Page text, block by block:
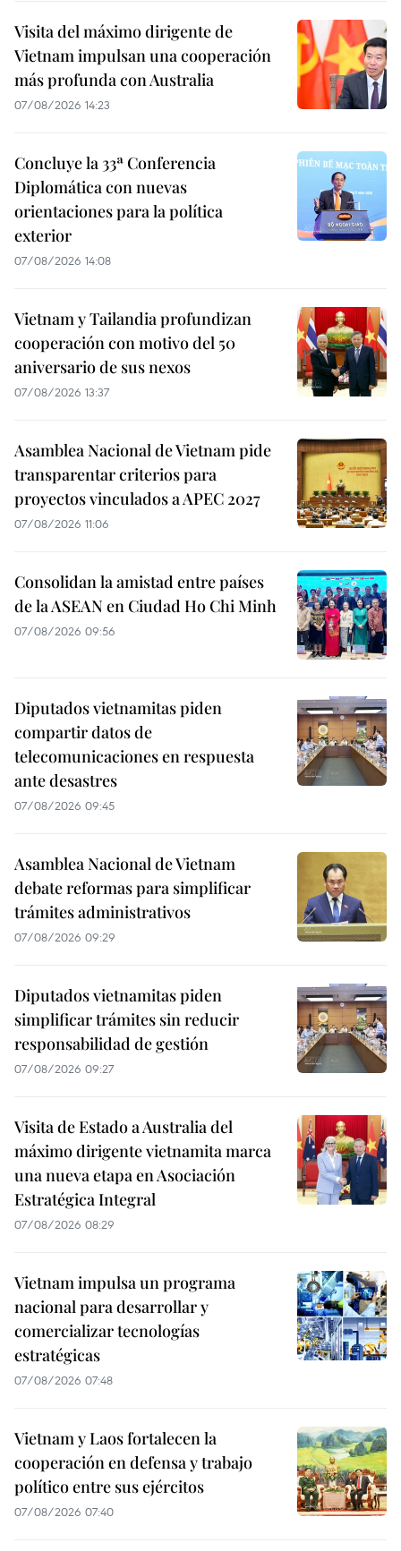
Visita del máximo dirigente de
Vietnam impulsan una cooperación
más profunda con Australia
07/08/2026 14:23
Concluye la 33ª Conferencia
Diplomática con nuevas
orientaciones para la política
exterior
07/08/2026 14:08
Vietnam y Tailandia profundizan
cooperación con motivo del 50
aniversario de sus nexos
07/08/2026 13:37
Asamblea Nacional de Vietnam pide
transparentar criterios para
proyectos vinculados a APEC 2027
07/08/2026 11:06
Consolidan la amistad entre países
de la ASEAN en Ciudad Ho Chi Minh
07/08/2026 09:56
Diputados vietnamitas piden
compartir datos de
telecomunicaciones en respuesta
ante desastres
07/08/2026 09:45
Asamblea Nacional de Vietnam
debate reformas para simplificar
trámites administrativos
07/08/2026 09:29
Diputados vietnamitas piden
simplificar trámites sin reducir
responsabilidad de gestión
07/08/2026 09:27
Visita de Estado a Australia del
máximo dirigente vietnamita marca
una nueva etapa en Asociación
Estratégica Integral
07/08/2026 08:29
Vietnam impulsa un programa
nacional para desarrollar y
comercializar tecnologías
estratégicas
07/08/2026 07:48
Vietnam y Laos fortalecen la
cooperación en defensa y trabajo
político entre sus ejércitos
07/08/2026 07:40